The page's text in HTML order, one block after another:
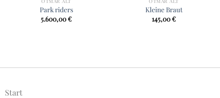
Park riders
5.600,00€
Kleine Braut
145,00€
Start